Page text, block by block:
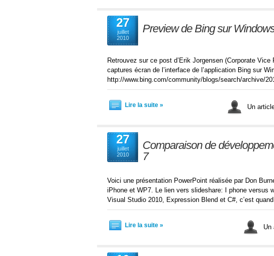
27
juillet
2010
Preview de Bing sur
Retrouvez sur ce post d’Erik Jorgensen (Corporate
captures écran de l’interface de l’application Bing sur
http://www.bing.com/community/blogs/search/archive/
Lire la suite » Un
27
juillet
2010
Comparaison de
7
Voici une présentation PowerPoint réalisée par Don
iPhone et WP7. Le lien vers slideshare: I phone versus
Visual Studio 2010, Expression Blend et C#, c’est
Lire la suite » Un